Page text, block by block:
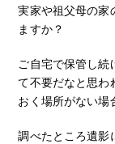
実家や祖父母の家
ますか？
ご自宅で保管し続
て不要だなと思わ
おく場所がない場
調べたところ遺影